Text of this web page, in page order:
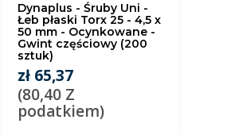
Dynaplus - Śruby Uni -
Łeb płaski Torx 25 - 4,5 x
50 mm - Ocynkowane -
Gwint częściowy (200
sztuk)
zł 65,37
(80,40 Z
podatkiem)